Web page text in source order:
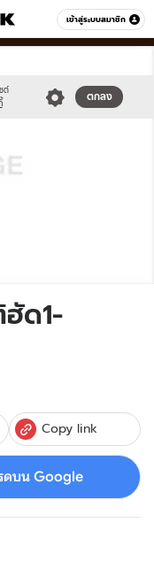
เข้าสู่ระบบสมาชิก
หมวดอื่นๆ
ต์
ตกลง
ด1-
Copy link
ดบน Google